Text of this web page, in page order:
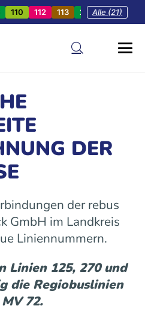
110 112 113 201 202
Alle (21)
DER
der rebus
GmbH im Landkreis
Liniennummern.
Linien 125, 270 und
die Regiobuslinien
72.